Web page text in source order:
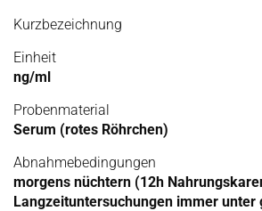
Kurzbezeichnung
Einheit
ng/ml
Probenmaterial
Serum (rotes Röhrchen)
Abnahmebedingungen
morgens nüchtern (12h
Langzeituntersuchungen immer unter